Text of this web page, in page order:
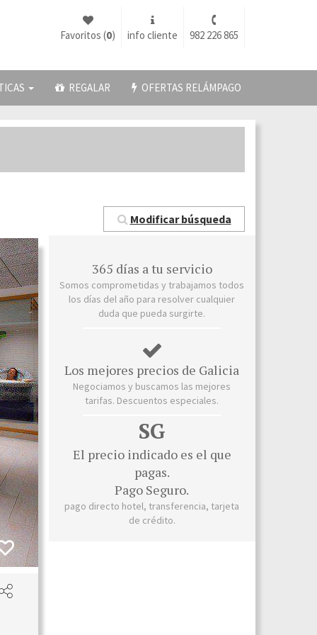
982 226 865
info cliente
Favoritos (0)
REGALAR OFERTAS RELÁMPAGO
Modificar búsqueda
365 días a tu servicio
Somos comprometidas y trabajamos todos
los días del año para resolver cualquier
duda que pueda surgirte.
Los mejores precios de Galicia
Negociamos y buscamos las mejores
tarifas. Descuentos especiales.
SG
El precio indicado es el que
pagas.
Pago Seguro.
pago directo hotel, transferencia, tarjeta
de crédito.